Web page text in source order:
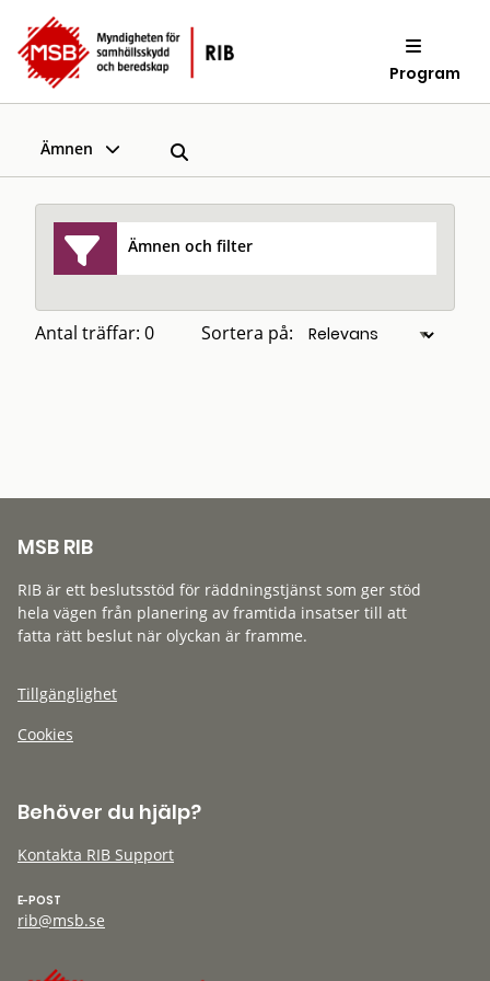
Program
Ämnen
Ämnen och filter
Antal träffar: 0 Sortera på:
MSB RIB
RIB är ett beslutsstöd för räddningstjänst som ger stöd
hela vägen från planering av framtida insatser till att
fatta rätt beslut när olyckan är framme.
Tillgänglighet
Cookies
Behöver du hjälp?
Kontakta RIB Support
E-POST
rib@msb.se